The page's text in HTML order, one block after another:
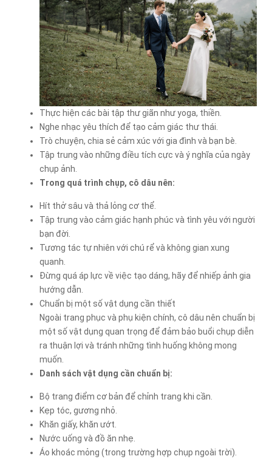
Thực hiện các bài tập thư giãn như yoga, thiền.
Nghe nhạc yêu thích để tạo cảm giác thư thái.
Trò chuyện, chia sẻ cảm xúc với gia đình và bạn bè.
Tập trung vào những điều tích cực và ý nghĩa của ngày
chụp ảnh.
Trong quá trình chụp, cô dâu nên:
Hít thở sâu và thả lỏng cơ thể.
Tập trung vào cảm giác hạnh phúc và tình yêu với người
bạn đời.
Tương tác tự nhiên với chú rể và không gian xung
quanh.
Đừng quá áp lực về việc tạo dáng, hãy để nhiếp ảnh gia
hướng dẫn.
Chuẩn bị một số vật dụng cần thiết
Ngoài trang phục và phụ kiện chính, cô dâu nên chuẩn bị
một số vật dụng quan trọng để đảm bảo buổi chụp diễn
ra thuận lợi và tránh những tình huống không mong
muốn.
Danh sách vật dụng cần chuẩn bị:
Bộ trang điểm cơ bản để chỉnh trang khi cần.
Kẹp tóc, gương nhỏ.
Khăn giấy, khăn ướt.
Nước uống và đồ ăn nhẹ.
Áo khoác mỏng (trong trường hợp chụp ngoài trời).